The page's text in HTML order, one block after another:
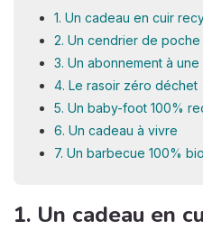
1. Un cadeau en cuir
2. Un cendrier de poche
3. Un abonnement à
4. Le rasoir zéro déchet
5. Un baby-foot 100%
6. Un cadeau à vivre
7. Un barbecue 100%
1. Un cadeau en